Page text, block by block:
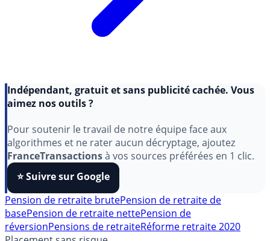
Indépendant, gratuit et sans publicité cachée. Vous
Pour soutenir le travail de notre équipe face aux
algorithmes et ne rater aucun décryptage, ajoutez
FranceTransactionsà vos sources préférées en 1 clic.
⭐️ Suivre sur Google
Pension de retraite brutePension de retraite de
basePension de retraite nettePension de